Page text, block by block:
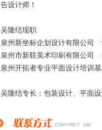
告设计师！
吴隆结现职
泉州新坐标企划设计有限公司
泉州市新联美术印刷有限公司
泉州开拓者专业平面设计培训
吴隆结专长：包装设计、平面